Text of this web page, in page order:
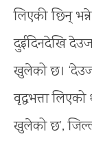
लिएकी छिन्
दुईदिनदेखि
खुलेको छ।
वृद्धभत्ता
खुलेको छ’,